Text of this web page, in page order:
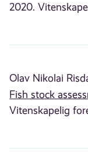
2020.
Olav Nikolai
Fish stock
Vitenskapelig